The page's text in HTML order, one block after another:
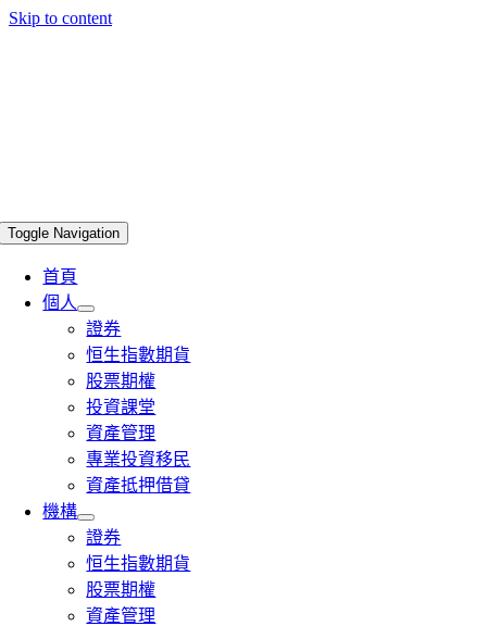
Skip to content
Toggle Navigation
首頁
個人
證券
恒生指數期貨
股票期權
投資課堂
資產管理
專業投資移民
資產抵押借貸
機構
證券
恒生指數期貨
股票期權
資產管理